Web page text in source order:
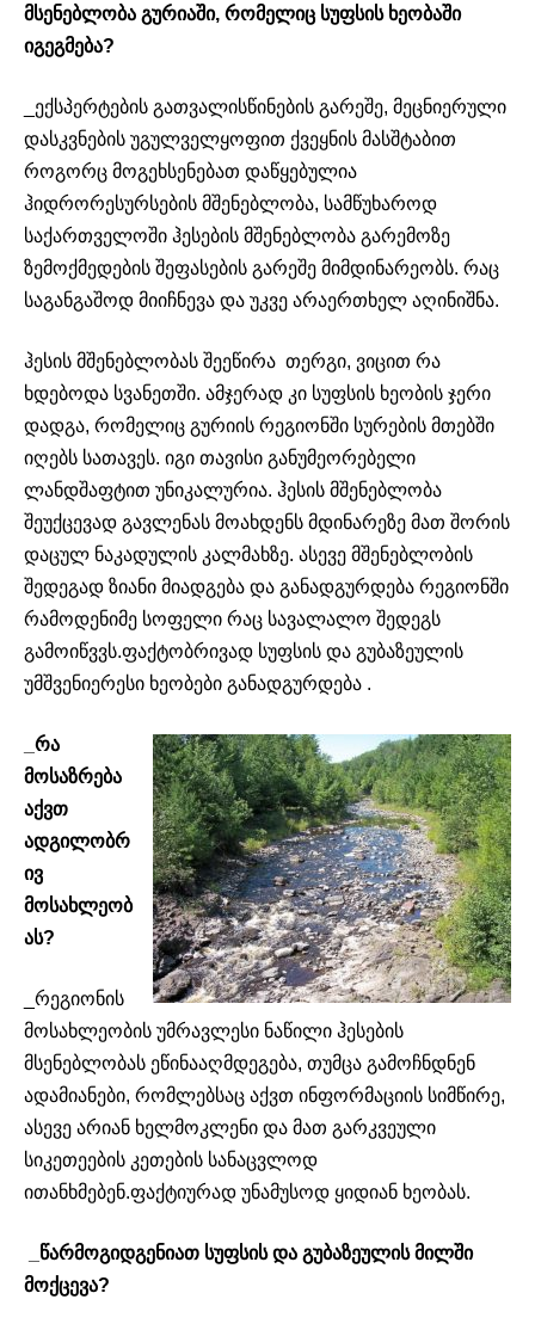
მსენებლობა გურიაში, რომელიც სუფსის ხეობაში
იგეგმება?
_ექსპერტების გათვალისწინების გარეშე, მეცნიერული
დასკვნების უგულველყოფით ქვეყნის მასშტაბით
როგორც მოგეხსენებათ დაწყებულია
ჰიდრორესურსების მშენებლობა, სამწუხაროდ
საქართველოში ჰესების მშენებლობა გარემოზე
ზემოქმედების შეფასების გარეშე მიმდინარეობს. რაც
საგანგაშოდ მიიჩნევა და უკვე არაერთხელ აღინიშნა.
ჰესის მშენებლობას შეეწირა თერგი, ვიცით რა
ხდებოდა სვანეთში. ამჯერად კი სუფსის ხეობის ჯერი
დადგა, რომელიც გურიის რეგიონში სურების მთებში
იღებს სათავეს. იგი თავისი განუმეორებელი
ლანდშაფტით უნიკალურია. ჰესის მშენებლობა
შეუქცევად გავლენას მოახდენს მდინარეზე მათ შორის
დაცულ ნაკადულის კალმახზე. ასევე მშენებლობის
შედეგად ზიანი მიადგება და განადგურდება რეგიონში
რამოდენიმე სოფელი რაც სავალალო შედეგს
გამოიწვვს.ფაქტობრივად სუფსის და გუბაზეულის
უმშვენიერესი ხეობები განადგურდება .
_რა
მოსაზრება
აქვთ
ადგილობრ
ივ
მოსახლეობ
ას?
_რეგიონის
მოსახლეობის უმრავლესი ნაწილი ჰესების
მსენებლობას ეწინააღმდეგება, თუმცა გამოჩნდნენ
ადამიანები, რომლებსაც აქვთ ინფორმაციის სიმწირე,
ასევე არიან ხელმოკლენი და მათ გარკვეული
სიკეთეების კეთების სანაცვლოდ
ითანხმებენ.ფაქტიურად უნამუსოდ ყიდიან ხეობას.
_წარმოგიდგენიათ სუფსის და გუბაზეულის მილში
მოქცევა?